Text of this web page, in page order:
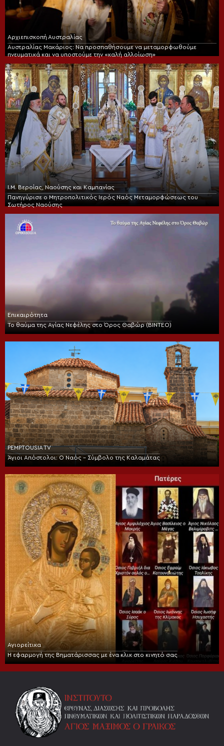
Αρχιεπισκοπή Αυστραλίας
Αυστραλίας Μακάριος: Να προσπαθήσουμε να μεταμορφωθούμε
πνευματικά και να υποστούμε την «καλή αλλοίωση»
Ι.Μ. Βεροίας, Ναούσης και Καμπανίας
Πανηγύρισε ο Μητροπολιτικός Ιερός Ναός Μεταμορφώσεως του
Σωτήρος Ναούσης
Επικαιρότητα
Το θαύμα της Αγίας Νεφέλης στο Όρος Θαβώρ (ΒΙΝΤΕΟ)
PEMPTOUSIA TV
Άγιοι Απόστολοι: Ο Ναός – Σύμβολο της Καλαμάτας
Αγιορείτικα
Η εφαρμογή της Βηματάρισσας με ένα κλικ στο κινητό σας